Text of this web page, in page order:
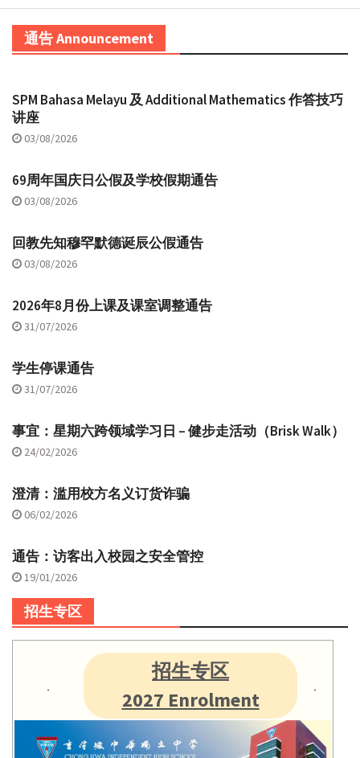
通告 Announcement
SPM Bahasa Melayu 及 Additional Mathematics 作答技巧
讲座
03/08/2026
69周年国庆日公假及学校假期通告
03/08/2026
回教先知穆罕默德诞辰公假通告
03/08/2026
2026年8月份上课及课室调整通告
31/07/2026
学生停课通告
31/07/2026
事宜：星期六跨领域学习日 – 健步走活动（Brisk Walk）
24/02/2026
澄清：滥用校方名义订货诈骗
06/02/2026
通告：访客出入校园之安全管控
19/01/2026
招生专区
招生专区
2027 Enrolment